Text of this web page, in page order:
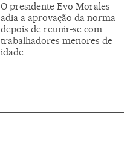
O presidente Evo Morales
adia a aprovação da norma
depois de reunir-se com
trabalhadores menores de
idade